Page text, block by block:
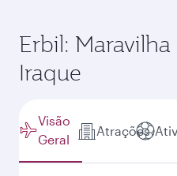
Erbil:
Iraque
Visão
Geral
Atrações